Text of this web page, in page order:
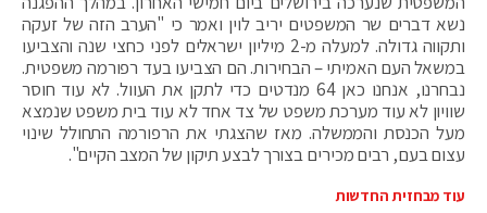
נשא דברים שר המשפטים יריב לוין ואמר כי "הערב הזה של זעקה
ותקווה גדולה. למעלה מ-2 מיליון ישראלים לפני כחצי שנה והצביעו
במשאל העם האמיתי – הבחירות. הם הצביעו בעד רפורמה משפטית.
נבחרנו, אנחנו כאן 64 מנדטים כדי לתקן את העוול. לא עוד חוסר
שוויון לא עוד מערכת משפט של צד אחד לא עוד בית משפט שנמצא
מעל הכנסת והממשלה. מאז שהצגתי את הרפורמה התחולל שינוי
עצום בעם, רבים מכירים בצורך לבצע תיקון של המצב הקיים".
עוד מבחזית החדשות